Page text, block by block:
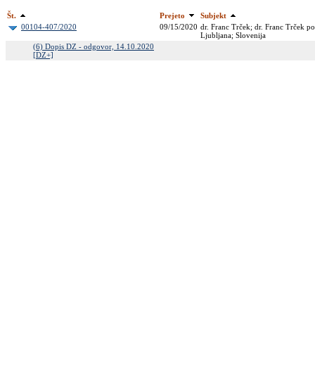
Št. Prejeto
Subjekt
00104-407/2020
09/15/2020 dr. Franc Trček; dr. Franc Trček
Ljubljana; Slovenija
(6) Dopis DZ - odgovor, 14.10.2020
[DZ+]